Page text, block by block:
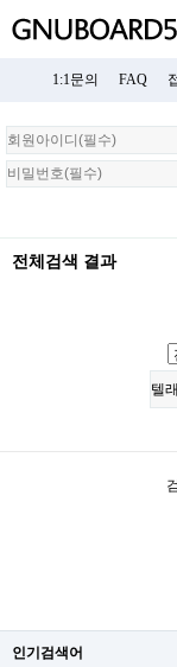
1:1문의 FAQ
회
원
로
전체검색 결과
인기검색어